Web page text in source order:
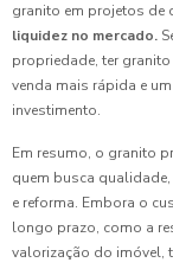
granito em projetos de
liquidez no mercado.
propriedade, ter
venda mais rápida e
investimento.
Em resumo, o granito
quem busca
e reforma. Embora o
longo prazo, como a
valorização do imóvel,